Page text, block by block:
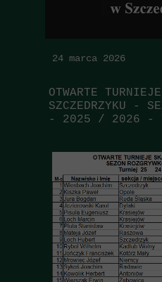
24 marca 2026
OTWARTE
SZCZEDRZYKU -
- 2025 / 2026 -